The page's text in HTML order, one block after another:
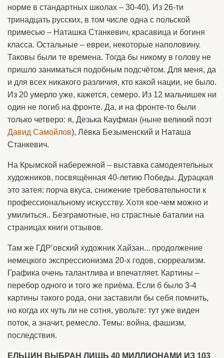
норме в стандартных школах – 30-40). Из 26-ти
тринадцать русских, в том числе одна с польской
примесью – Наташка Станкевич, красавица и богиня
класса. Остальные – евреи, некоторые наполовину.
Таковы были те времена. Тогда бы никому в голову не
пришло заниматься подобным подсчётом. Для меня, да
и для всех никакого различия, кто какой нации, не было.
Из 20 умерло уже, кажется, семеро. Из 12 мальчишек ни
один не погиб на фронте. Да, и на фронте-то были
только четверо: я, Дезька Кауфман (ныне великий поэт
Давид Самойлов), Лёвка Безыменский и Наташа
Станкевич.
На Крымской набережной – выставка самодеятельных
художников, посвящённая 40-летию Победы. Дурацкая
это затея: порча вкуса, снижение требовательности к
профессиональному искусству. Хотя кое-чем можно и
умилиться.. Безграмотные, но страстные баталии на
страницах книги отзывов.
Там же ГДР’овский художник Хайзан... продолжение
немецкого экспрессионизма 20-х годов, сюрреализм.
Графика очень талантлива и впечатляет. Картины –
перебор одного и того же приёма. Если б было 3-4
картины такого рода, они заставили бы себя помнить,
но когда их чуть ли не сотня, увольте: тут уже виден
поток, а значит, ремесло. Темы: война, фашизм,
последствия.
ЕЛЬЦИН ВЫБРАН ЛИШЬ 40 МИЛЛИОНАМИ ИЗ 103